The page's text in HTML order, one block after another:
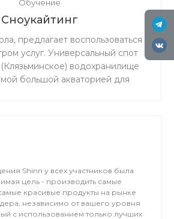
Обучение
Сноукайтинг
предлагает воспользоваться
услуг. Универсальный спот
водохранилище
большой акваторией для
Shinn у всех участников была
цель - производить самые
красивые продукты на рынке
независимо от вашего уровня
с использованием только лучших